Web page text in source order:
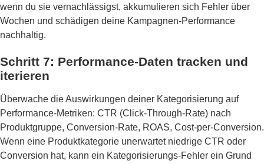
wenn du sie vernachlässigst, akkumulieren sich Fehler über
Wochen und schädigen deine Kampagnen-Performance
nachhaltig.
Schritt 7: Performance-Daten tracken und
iterieren
Überwache die Auswirkungen deiner Kategorisierung auf
Performance-Metriken: CTR (Click-Through-Rate) nach
Produktgruppe, Conversion-Rate, ROAS, Cost-per-Conversion.
Wenn eine Produktkategorie unerwartet niedrige CTR oder
Conversion hat, kann ein Kategorisierungs-Fehler ein Grund